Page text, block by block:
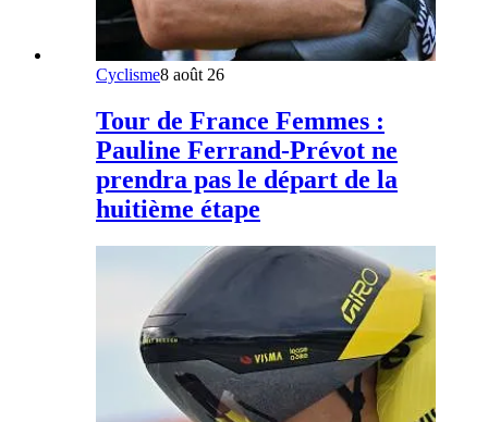
Cyclisme8 août 26
Tour de France Femmes :
Pauline Ferrand-Prévot ne
prendra pas le départ de la
huitième étape